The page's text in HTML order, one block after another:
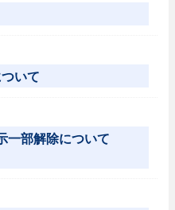
いて
一部解除について